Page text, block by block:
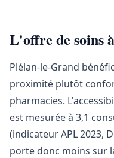
L'offre de soins
Plélan-le-Grand
proximité plutôt
pharmacies.
est mesurée à 3,1
(indicateur APL 2023,
porte donc moins sur